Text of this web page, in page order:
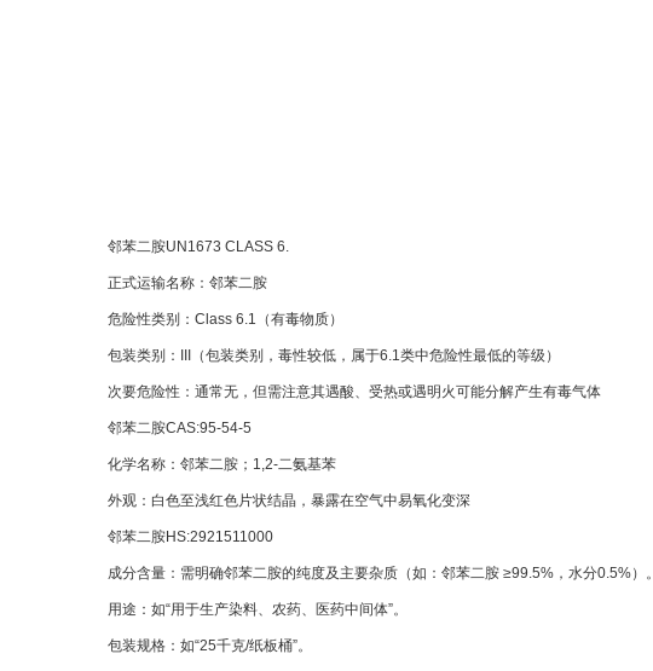
邻苯二胺UN1673 CLASS 6.
正式运输名称：邻苯二胺
危险性类别：Class 6.1（有毒物质）
包装类别：III（包装类别，毒性较低，属于6.1类中危险性最低的等级）
次要危险性：通常无，但需注意其遇酸、受热或遇明火可能分解产生有毒气体
邻苯二胺CAS:95-54-5
化学名称：邻苯二胺；1,2-二氨基苯
外观：白色至浅红色片状结晶，暴露在空气中易氧化变深
邻苯二胺HS:2921511000
成分含量：需明确邻苯二胺的纯度及主要杂质（如：邻苯二胺 ≥99.5%，水分0.5%）。
用途：如“用于生产染料、农药、医药中间体”。
包装规格：如“25千克/纸板桶”。